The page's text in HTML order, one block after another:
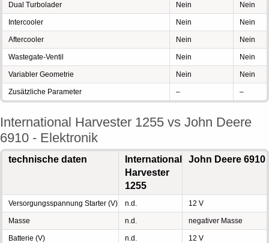
Dual Turbolader Nein Nein
Intercooler Nein Nein
Aftercooler Nein Nein
Wastegate-Ventil Nein Nein
Variabler Geometrie Nein Nein
Zusätzliche Parameter – –
International Harvester 1255 vs John Deere
6910 - Elektronik
technische daten
International
Harvester
1255
John Deere 6910
Versorgungsspannung Starter (V) n.d. 12 V
Masse n.d. negativer Masse
Batterie (V) n.d. 12 V